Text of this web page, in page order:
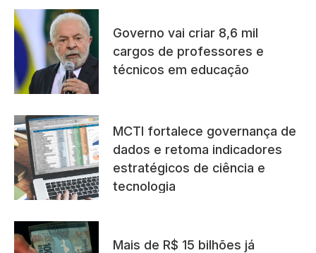
Governo vai criar 8,6 mil
cargos de professores e
técnicos em educação
MCTI fortalece governança de
dados e retoma indicadores
estratégicos de ciência e
tecnologia
Mais de R$ 15 bilhões já